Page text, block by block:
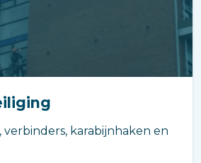
verbinders, karabijnhaken en